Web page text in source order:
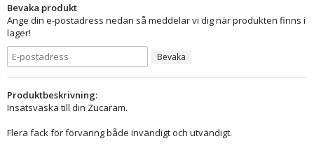
Bevaka produkt
Ange din e-postadress nedan så meddelar vi dig när produkten finns i
lager!
Bevaka
Produktbeskrivning:
Insatsväska till din Zücaram.
Flera fack för förvaring både invändigt och utvändigt.